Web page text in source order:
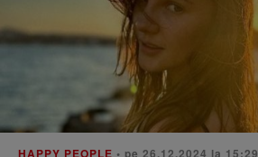
HAPPY PEOPLE • pe 26.12.2024 la 15:29